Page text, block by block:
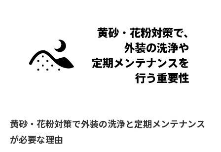
黄砂・花粉対策で外装の洗浄と定期メンテナンス
が必要な理由